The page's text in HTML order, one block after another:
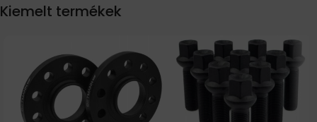
Kiemelt termékek